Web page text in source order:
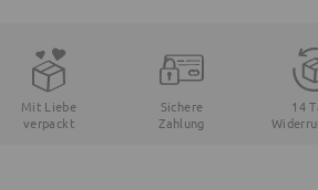
Mit Liebe
verpackt
Sichere
Zahlung
14